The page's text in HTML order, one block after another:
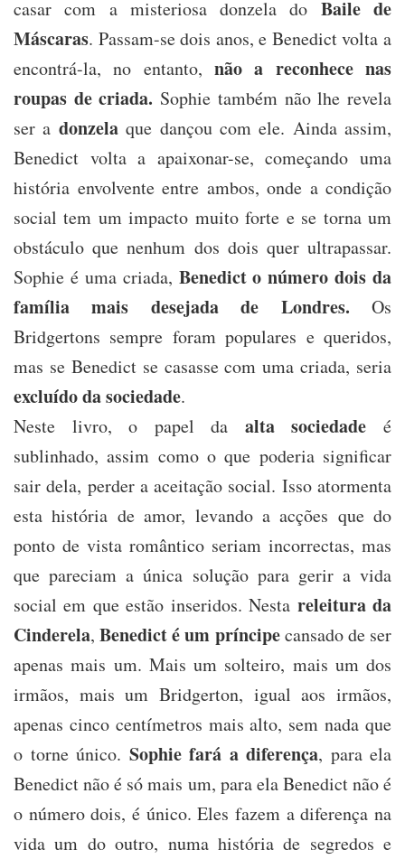
casar com a misteriosa donzela do Baile de
Máscaras. Passam-se dois anos, e Benedict volta a
encontrá-la, no entanto, não a reconhece nas
roupas de criada. Sophie também não lhe revela
ser a donzelaque dançou com ele. Ainda assim,
Benedict volta a apaixonar-se, começando uma
história envolvente entre ambos, onde a condição
social tem um impacto muito forte e se torna um
obstáculo que nenhum dos dois quer ultrapassar.
Sophie é uma criada, Benedict o número dois da
família mais desejada de Londres. Os
Bridgertons sempre foram populares e queridos,
mas se Benedict se casasse com uma criada, seria
excluído da sociedade.
Neste livro, o papel da alta sociedadeé
sublinhado, assim como o que poderia significar
sair dela, perder a aceitação social. Isso atormenta
esta história de amor, levando a acções que do
ponto de vista romântico seriam incorrectas, mas
que pareciam a única solução para gerir a vida
social em que estão inseridos. Nesta releitura da
Cinderela,Benedict é um príncipecansado de ser
apenas mais um. Mais um solteiro, mais um dos
irmãos, mais um Bridgerton, igual aos irmãos,
apenas cinco centímetros mais alto, sem nada que
o torne único. Sophie fará a diferença, para ela
Benedict não é só mais um, para ela Benedict não é
o número dois, é único. Eles fazem a diferença na
vida um do outro, numa história de segredos e